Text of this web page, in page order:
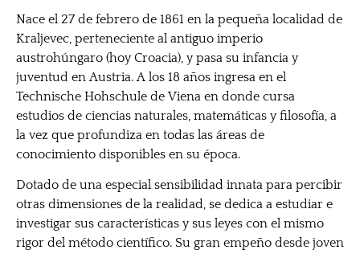
Nace el 27 de febrero de 1861 en la pequeña localidad de
Kraljevec, perteneciente al antiguo imperio
austrohúngaro (hoy Croacia), y pasa su infancia y
juventud en Austria. A los 18 años ingresa en el
Technische Hohschule de Viena en donde cursa
estudios de ciencias naturales, matemáticas y filosofía, a
la vez que profundiza en todas las áreas de
conocimiento disponibles en su época.
Dotado de una especial sensibilidad innata para percibir
otras dimensiones de la realidad, se dedica a estudiar e
investigar sus características y sus leyes con el mismo
rigor del método científico. Su gran empeño desde joven